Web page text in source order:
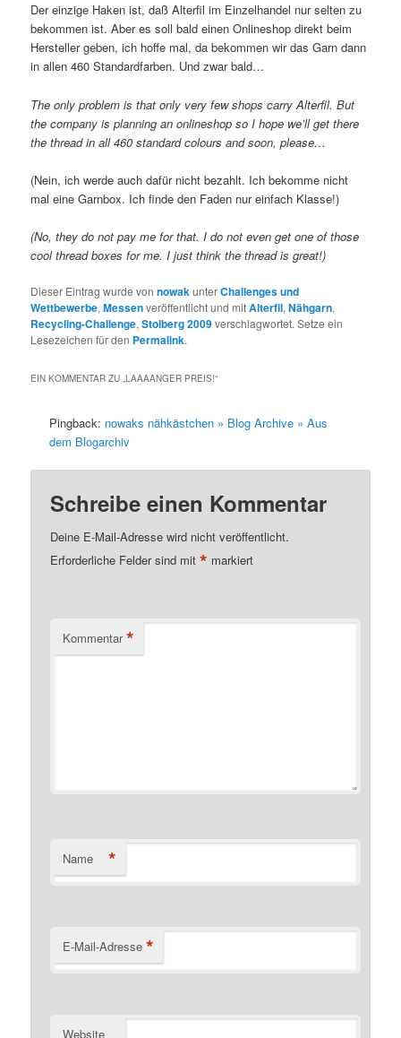
Der einzige Haken ist, daß Alterfil im Einzelhandel nur selten zu
bekommen ist. Aber es soll bald einen Onlineshop direkt beim
Hersteller geben, ich hoffe mal, da bekommen wir das Garn dann
in allen 460 Standardfarben. Und zwar bald…
The only problem is that only very few shops carry Alterfil. But
the company is planning an onlineshop so I hope we’ll get there
the thread in all 460 standard colours and soon, please…
(Nein, ich werde auch dafür nicht bezahlt. Ich bekomme nicht
mal eine Garnbox. Ich finde den Faden nur einfach Klasse!)
(No, they do not pay me for that. I do not even get one of those
cool thread boxes for me. I just think the thread is great!)
Dieser Eintrag wurde vonnowakunterChallenges und
Wettbewerbe,Messenveröffentlicht und mitAlterfil,Nähgarn,
Recycling-Challenge,Stolberg 2009verschlagwortet. Setze ein
Lesezeichen für den Permalink.
EIN KOMMENTAR ZU „LAAAANGER PREIS!“
Pingback: nowaks nähkästchen » Blog Archive » Aus
dem Blogarchiv
Schreibe einen Kommentar
Deine E-Mail-Adresse wird nicht veröffentlicht.
Erforderliche Felder sind mit* markiert
Kommentar *
Name *
E-Mail-Adresse *
Website